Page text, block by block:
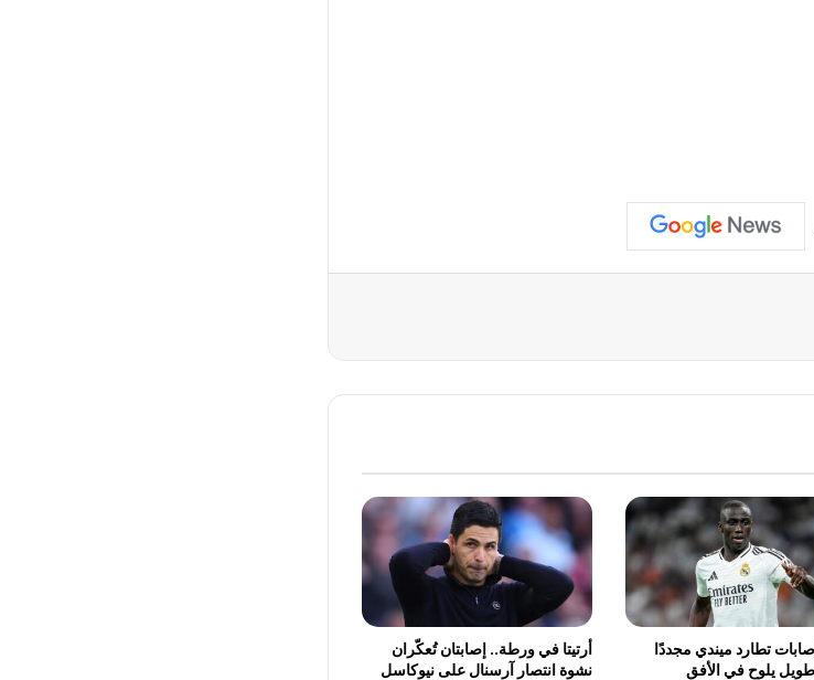
تطارد ميندي مجددًا
يلوح في الأفق
أرتيتا في ورطة.. إصابتان تُعكّران
نشوة انتصار آرسنال على نيوكاسل